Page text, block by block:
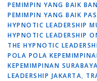
PEMIMPIN YANG BAIK
PEMIMPIN YANG BAIK
HYPNOTIC LEADERSHIP
HYPNOTIC LEADERSHIP
THE HYPNOTIC
POLA POLA
KEPEMIMPINAN SURABAYA
LEADERSHIP JAKARTA,